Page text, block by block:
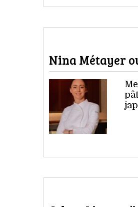
Nina Métayer